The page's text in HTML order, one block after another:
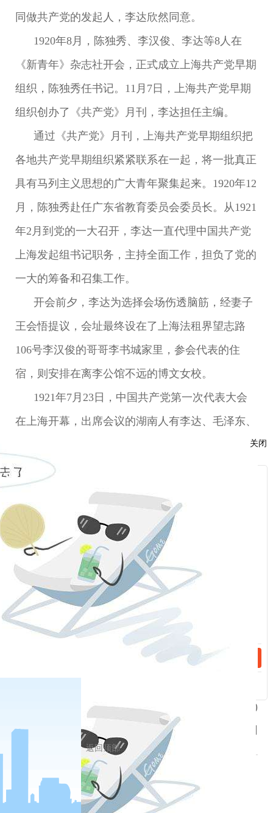
同做共产党的发起人，李达欣然同意。
1920年8月，陈独秀、李汉俊、李达等8人在
《新青年》杂志社开会，正式成立上海共产党早期
组织，陈独秀任书记。11月7日，上海共产党早期
组织创办了《共产党》月刊，李达担任主编。
通过《共产党》月刊，上海共产党早期组织把
各地共产党早期组织紧紧联系在一起，将一批真正
具有马列主义思想的广大青年聚集起来。1920年12
月，陈独秀赴任广东省教育委员会委员长。从1921
年2月到党的一大召开，李达一直代理中国共产党
上海发起组书记职务，主持全面工作，担负了党的
一大的筹备和召集工作。
开会前夕，李达为选择会场伤透脑筋，经妻子
王会悟提议，会址最终设在了上海法租界望志路
106号李汉俊的哥哥李书城家里，参会代表的住
宿，则安排在离李公馆不远的博文女校。
1921年7月23日，中国共产党第一次代表大会
在上海开幕，出席会议的湖南人有李达、毛泽东、
何叔衡和周佛海。会议期间，李达代表上海发起组
介绍了自成立以来的工作情况，并和张国焘、董必
武共同起草了供会议讨论的党纲和今后实际工作计
划。7月31日，由于会议引起了敌人的注意，经王
会悟安排，代表们悄悄转移至嘉兴南湖一艘游船上
召开了最后一次会议。会议通过了中国共产党第一
个纲领和决议，确定党的名称为“中国共产党”；决
定设立中国共产党中央局，作为中央的临时领导机
构，由陈独秀任书记，李达被选为中共中央局宣传
(责编：曹淼、宋鹤立)
转自人民网-党史学习教育网
2023-03-27
关闭
返回顶部